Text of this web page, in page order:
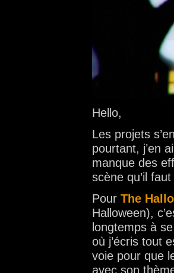
Hello,
Les projets
pourtant, j’en
manque des
scène qu’il
Pour The
Halloween),
longtemps à
où j’écris tout
voie pour que
avec son